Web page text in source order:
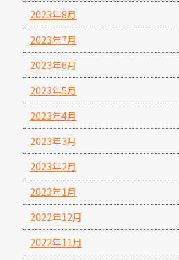
2023年8月
2023年7月
2023年6月
2023年5月
2023年4月
2023年3月
2023年2月
2023年1月
2022年12月
2022年11月